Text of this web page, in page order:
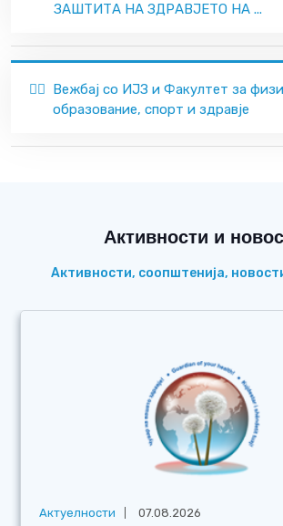
ЗАШТИТА НА ЗДРАВЈЕТО НА ...
🏃‍♂️ Вежбај со ИЈЗ и Факултет за
образование, спорт и здравје
Активности и
Активности, соопштенија,
Актуелности 07.08.2026